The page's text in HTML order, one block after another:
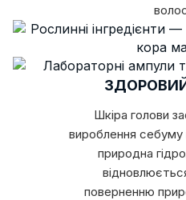
Шкіра голови
вироблення себуму
природна
поверненню